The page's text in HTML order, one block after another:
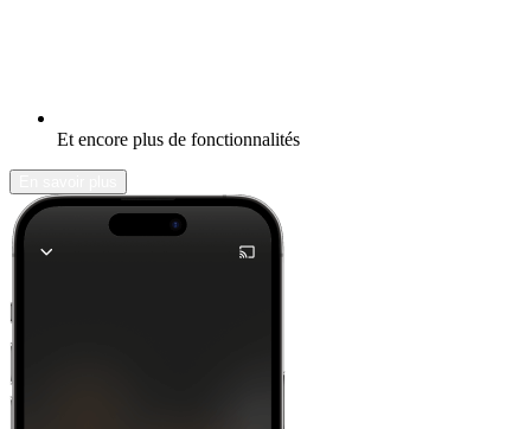
Et encore plus de fonctionnalités